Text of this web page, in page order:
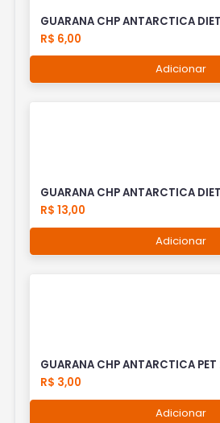
GUARANA CHP ANTARCTICA
R$ 6,00
Adicionar
GUARANA CHP ANTARCTICA
R$ 13,00
Adicionar
GUARANA CHP ANTARCTICA
R$ 3,00
Adicionar